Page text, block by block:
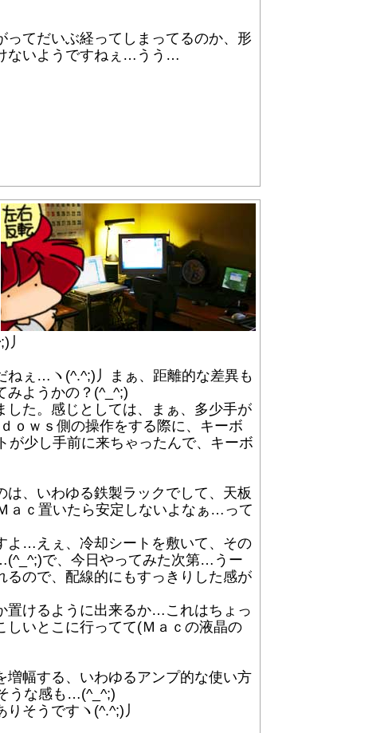
てだいぶ経ってしまってるのか、形
ないようですねぇ…うう…
ぇ…ヽ(^.^;)丿まぁ、距離的な差異も
みようかの？(^_^;)
た。感じとしては、まぁ、多少手が
ｏｗｓ側の操作をする際に、キーボ
少し手前に来ちゃったんで、キーボ
、いわゆる鉄製ラックでして、天板
ａｃ置いたら安定しないよなぁ…って
よ…えぇ、冷却シートを敷いて、その
で、今日やってみた次第…うー
ので、配線的にもすっきりした感が
置けるように出来るか…これはちょっ
いとこに行ってて(Ｍａｃの液晶の
幅する、いわゆるアンプ的な使い方
うな感も…(^_^;)
そうですヽ(^.^;)丿